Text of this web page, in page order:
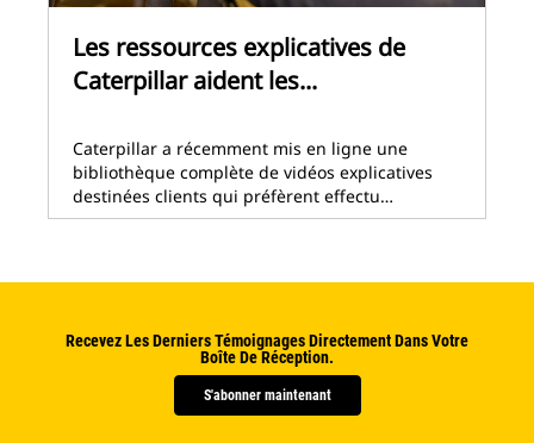
Les ressources explicatives de
Caterpillar aident les...
Caterpillar a récemment mis en ligne une
bibliothèque complète de vidéos explicatives
destinées clients qui préfèrent effectu…
Recevez Les Derniers Témoignages Directement Dans Votre
Boîte De Réception.
S'abonner maintenant